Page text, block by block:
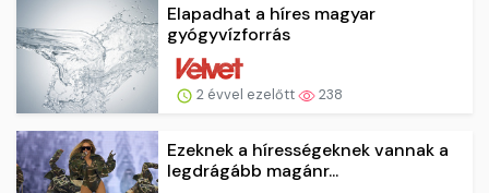
Elapadhat a híres magyar
gyógyvízforrás
2 évvel ezelőtt 238
Ezeknek a hírességeknek vannak a
legdrágább magánr...